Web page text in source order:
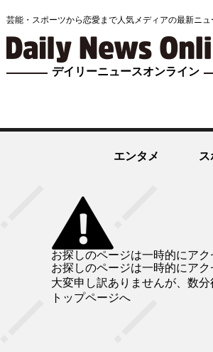
芸能・スポーツから恋愛まで人気メディアの最新ニ
デイリーニュースオンライン
エンタメ
お探しのページは一時的にア
お探しのページは一時的にア
大変申し訳ありませんが、数
トップページへ